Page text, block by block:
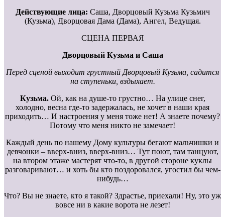
Действующие лица: Саша, Дворцовый Кузьма Кузьмич
(Кузьма), Дворцовая Дама (Дама), Ангел, Ведущая.
СЦЕНА ПЕРВАЯ
Дворцовый Кузьма и Саша
Перед сценой выходит грустный Дворцовый Кузьма, садится
на ступеньки, вздыхает.
Кузьма. Ой, как на душе-то грустно… На улице снег,
холодно, весна где-то задержалась, не хочет в наши края
приходить… И настроения у меня тоже нет! А знаете почему?
Потому что меня никто не замечает!
Каждый день по нашему Дому культуры бегают мальчишки и
девчонки – вверх-вниз, вверх-вниз… Тут поют, там танцуют,
на втором этаже мастерят что-то, в другой стороне куклы
разговаривают… и хоть бы кто поздоровался, угостил бы чем-
нибудь…
Что? Вы не знаете, кто я такой? Здрастье, приехали! Ну, это уж
вовсе ни в какие ворота не лезет!